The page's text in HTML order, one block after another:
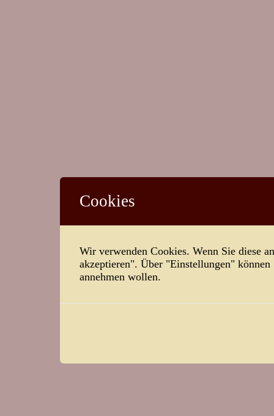
Cookies
Wir verwenden Cookies. Wenn Sie diese
akzeptieren". Über "Einstellungen"
annehmen wollen.